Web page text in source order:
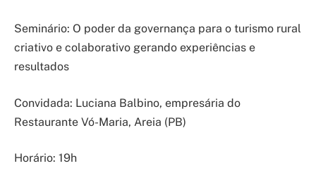
Seminário: O poder da governança para o turismo rural
criativo e colaborativo gerando experiências e
resultados
Convidada: Luciana Balbino, empresária do
Restaurante Vó-Maria, Areia (PB)
Horário: 19h